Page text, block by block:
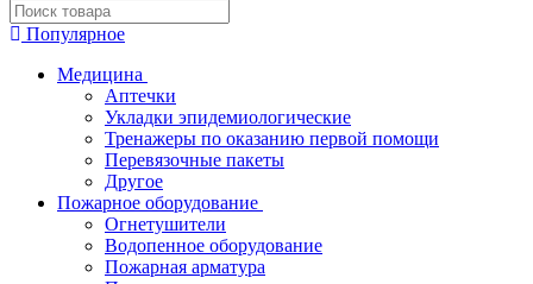
Популярное
Медицина
Аптечки
Укладки эпидемиологические
Тренажеры по оказанию первой помощи
Перевязочные пакеты
Другое
Пожарное оборудование
Огнетушители
Водопенное оборудование
Пожарная арматура